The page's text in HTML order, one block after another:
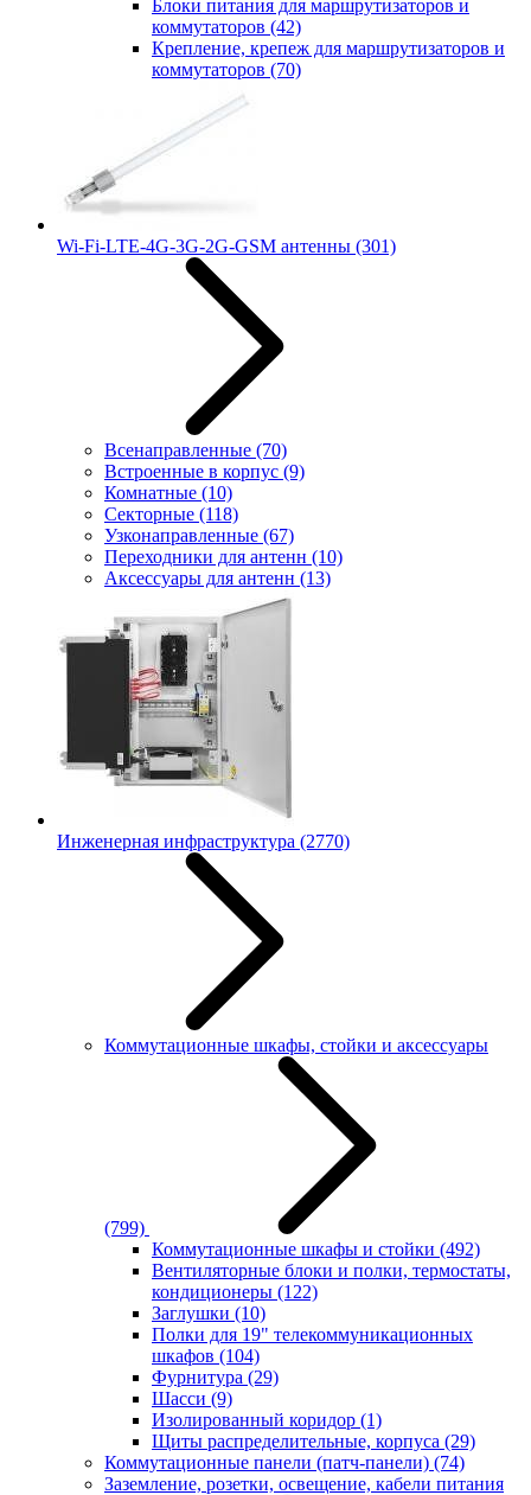
Блоки питания для маршрутизаторов и
коммутаторов (42)
Крепление, крепеж для маршрутизаторов и
коммутаторов (70)
Wi-Fi-LTE-4G-3G-2G-GSM антенны (301)
Всенаправленные (70)
Встроенные в корпус (9)
Комнатные (10)
Секторные (118)
Узконаправленные (67)
Переходники для антенн (10)
Аксессуары для антенн (13)
Инженерная инфраструктура (2770)
Коммутационные шкафы, стойки и аксессуары
(799)
Коммутационные шкафы и стойки (492)
Вентиляторные блоки и полки, термостаты,
кондиционеры (122)
Заглушки (10)
Полки для 19" телекоммуникационных
шкафов (104)
Фурнитура (29)
Шасси (9)
Изолированный коридор (1)
Щиты распределительные, корпуса (29)
Коммутационные панели (патч-панели) (74)
Заземление, розетки, освещение, кабели питания